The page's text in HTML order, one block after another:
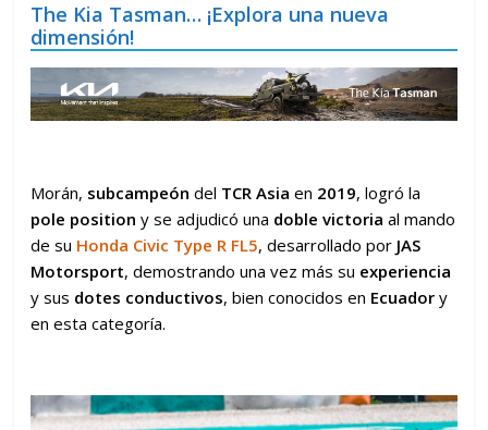
The Kia Tasman… ¡Explora una nueva
dimensión!
Morán, subcampeón del TCR Asia en 2019, logró la
pole position y se adjudicó una doble victoria al mando
de su Honda Civic Type R FL5, desarrollado por JAS
Motorsport, demostrando una vez más su experiencia
y sus dotes conductivos, bien conocidos en Ecuador y
en esta categoría.